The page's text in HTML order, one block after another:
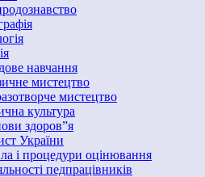
навчання
мистецтво
мистецтво
культура
здоров”я
України
і процедури оцінювання
педпрацівників